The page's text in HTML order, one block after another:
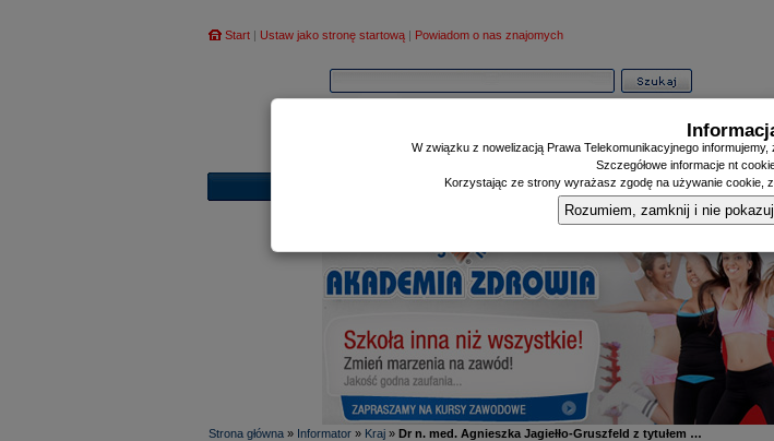
Start | Ustaw jako stronę startową | Powiadom o nas znajomych
Informator|Poczekalnia|Zdrowy
Strona główna » Informator » Kraj » Dr n. med. Agnieszka Jagiełło-Gruszfeld z tytułem …
W związku z nowelizacją Prawa Telekomunikacyjnego
Szczegółowe informacje nt
Korzystając ze strony wyrażasz zgodę na używanie cookie,
Rozumiem, zamknij i nie